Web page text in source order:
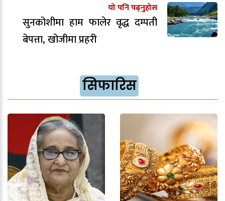
यो पनि पढ्नुहोस
सुनकोशीमा हाम फालेर वृद्ध दम्पती
बेपत्ता, खोजीमा प्रहरी
सिफारिस